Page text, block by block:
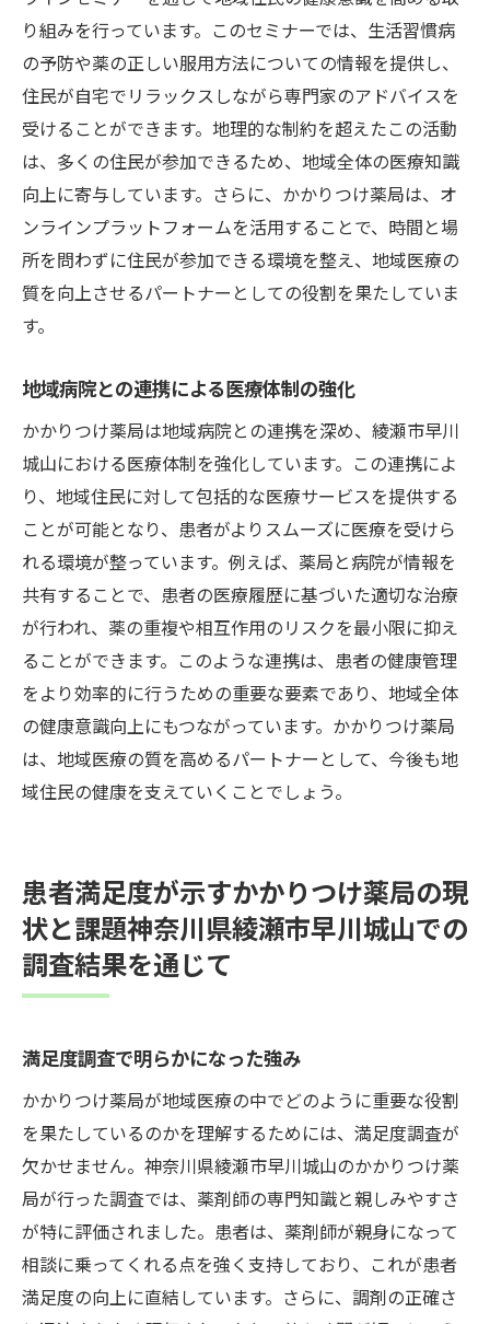
り組みを行っています。このセミナーでは、生活習慣病
の予防や薬の正しい服用方法についての情報を提供し、
住民が自宅でリラックスしながら専門家のアドバイスを
受けることができます。地理的な制約を超えたこの活動
は、多くの住民が参加できるため、地域全体の医療知識
向上に寄与しています。さらに、かかりつけ薬局は、オ
ンラインプラットフォームを活用することで、時間と場
所を問わずに住民が参加できる環境を整え、地域医療の
質を向上させるパートナーとしての役割を果たしていま
す。
地域病院との連携による医療体制の強化
かかりつけ薬局は地域病院との連携を深め、綾瀬市早川
城山における医療体制を強化しています。この連携によ
り、地域住民に対して包括的な医療サービスを提供する
ことが可能となり、患者がよりスムーズに医療を受けら
れる環境が整っています。例えば、薬局と病院が情報を
共有することで、患者の医療履歴に基づいた適切な治療
が行われ、薬の重複や相互作用のリスクを最小限に抑え
ることができます。このような連携は、患者の健康管理
をより効率的に行うための重要な要素であり、地域全体
の健康意識向上にもつながっています。かかりつけ薬局
は、地域医療の質を高めるパートナーとして、今後も地
域住民の健康を支えていくことでしょう。
患者満足度が示すかかりつけ薬局の現
状と課題神奈川県綾瀬市早川城山での
調査結果を通じて
満足度調査で明らかになった強み
かかりつけ薬局が地域医療の中でどのように重要な役割
を果たしているのかを理解するためには、満足度調査が
欠かせません。神奈川県綾瀬市早川城山のかかりつけ薬
局が行った調査では、薬剤師の専門知識と親しみやすさ
が特に評価されました。患者は、薬剤師が親身になって
相談に乗ってくれる点を強く支持しており、これが患者
満足度の向上に直結しています。さらに、調剤の正確さ